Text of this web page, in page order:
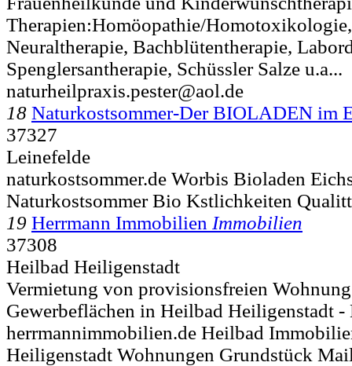
Therapien:Homöopathie/
Neuraltherapie, Bachblütentherapie,
Spenglersantherapie, Schüssler Salze u.a...
naturheilpraxis.pester@aol.de
18 Naturkostsommer-Der BIOLADEN im
37327
Leinefelde
naturkostsommer.de Worbis Bioladen
Naturkostsommer Bio Kstlichkeiten Qualitt
19 Herrmann Immobilien Immobilien
37308
Heilbad Heiligenstadt
Vermietung von provisionsfreien
Gewerbeflächen in Heilbad Heiligenstadt -
herrmannimmobilien.de Heilbad
Heiligenstadt Wohnungen Grundstück